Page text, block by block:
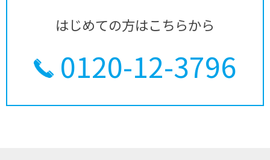
はじめての方はこちらから
0120-12-3796